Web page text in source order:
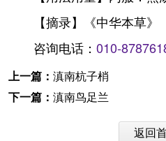
【摘录】《中华本草》
咨询电话： 010-
上一篇： 滇南杭子梢
下一篇： 滇南鸟足兰
返回